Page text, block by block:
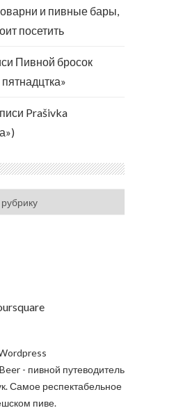
и пивные бары,
посетить
Пивной бросок
Prašivka
- пивной путеводитель
Самое респектабельное
пиве.